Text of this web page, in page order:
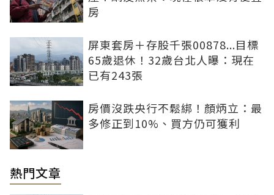
房
屏東套房＋存股千張00878...目標
65歲退休！32歲台北人曝：現在
已有243張
房價沒跌央行不鬆綁！顏炳立：最
多修正到10%、買方仍可獲利
熱門文章